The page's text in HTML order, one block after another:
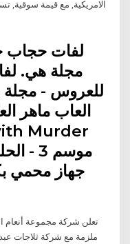
لفات حجاب
مجلة هي.
للعروس - مجلة
العاب ماهر
Murder
جهاز محمي
تعلن شركة مجموعة أنعام
ملزمة مع شركة ثلاجات